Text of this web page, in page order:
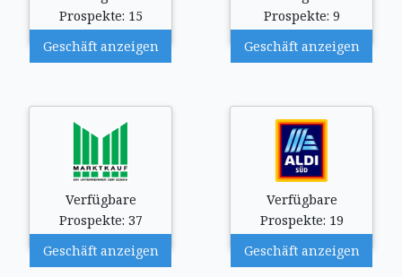
Prospekte: 15
Geschäft anzeigen
Prospekte: 9
Geschäft anzeigen
Verfügbare
Prospekte: 37
Geschäft anzeigen
Verfügbare
Prospekte: 19
Geschäft anzeigen